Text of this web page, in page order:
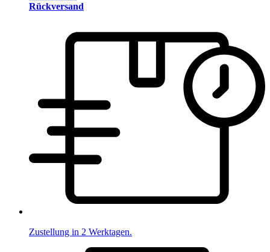
Rückversand
Zustellung in 2 Werktagen.